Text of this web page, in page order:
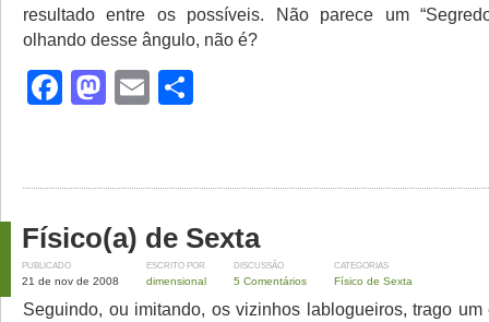
resultado entre os possíveis. Não parece um
olhando desse ângulo, não é?
Facebook
Mastodon
Email
Físico(a) de Sexta
PUBLICADO
21 de nov de 2008
ESCRITO POR
dimensional
DISCUSSÃO
5 Comentários
CATEGORIAS
Físico de Sexta
Seguindo, ou imitando, os vizinhos lablogueiros, trago um